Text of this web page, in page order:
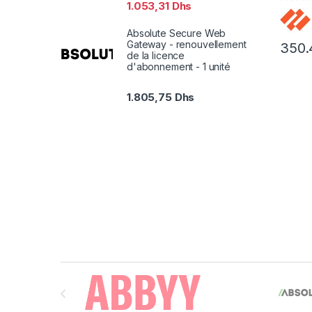
ans) –
1.053,31 Dhs
Absolute Secure Web
Gateway - renouvellement
de la licence
d'abonnement - 1 unité
1.805,75 Dhs
Brands Carousel